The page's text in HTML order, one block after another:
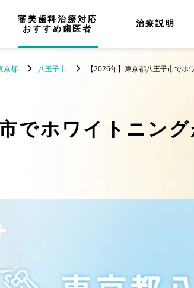
審美歯科治療対応
おすすめ歯医者
治療説明
京都 八王子市 【2026年】東京都八王子市で
でホワイトニン